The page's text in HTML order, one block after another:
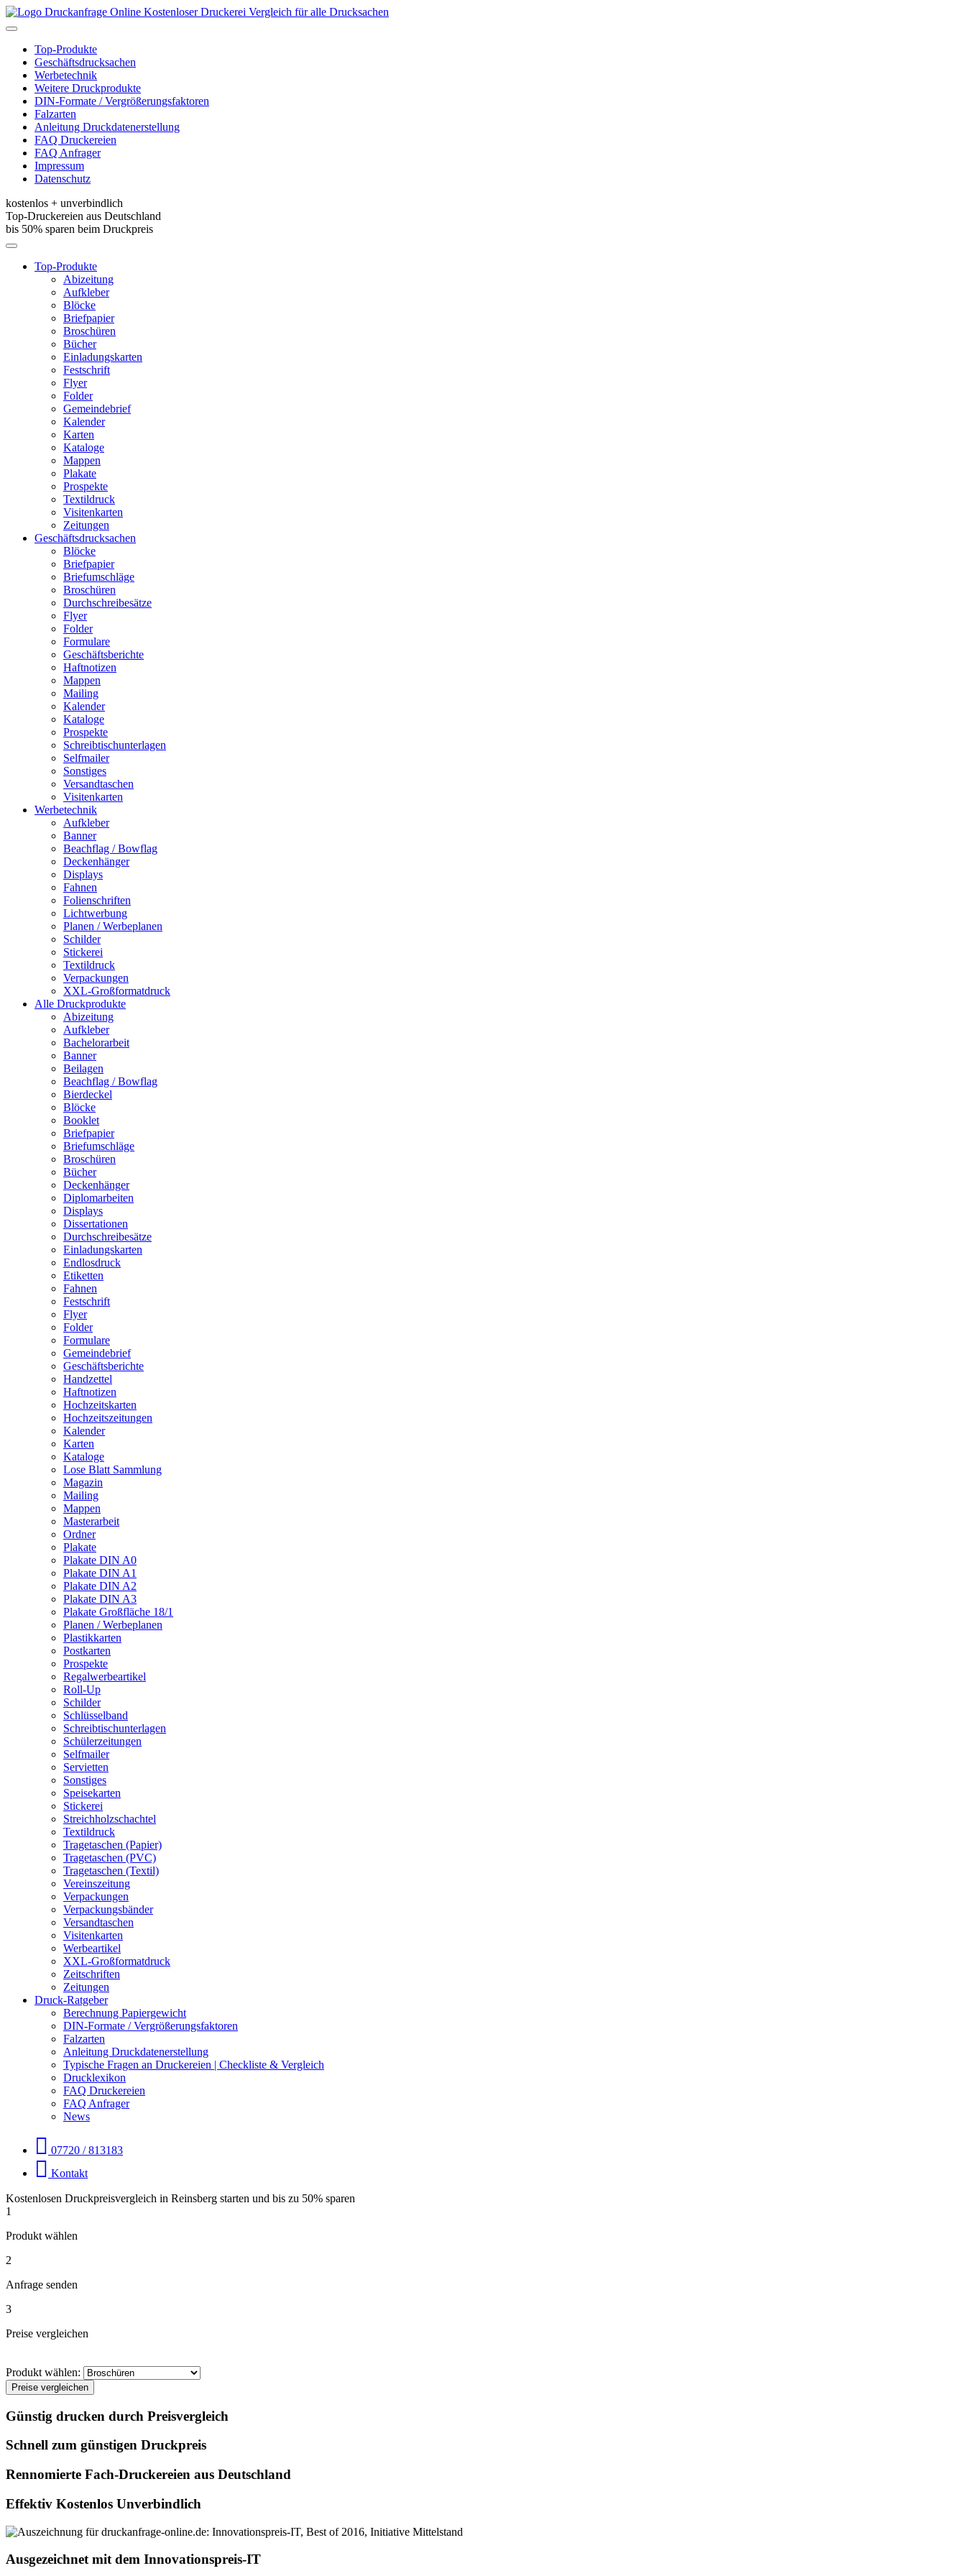
Kostenloser Druckerei Vergleich für alle Drucksachen
Toggle
navigationTop-Produkte
Geschäftsdrucksachen
Werbetechnik
Weitere Druckprodukte
DIN-Formate / Vergrößerungsfaktoren
Falzarten
Anleitung Druckdatenerstellung
FAQ Druckereien
FAQ Anfrager
Impressum
Datenschutz
kostenlos + unverbindlich
Top-Druckereien aus Deutschland
bis 50% sparen beim Druckpreis
Toggle
navigationTop-Produkte
Abizeitung
Aufkleber
Blöcke
Briefpapier
Broschüren
Bücher
Einladungskarten
Festschrift
Flyer
Folder
Gemeindebrief
Kalender
Karten
Kataloge
Mappen
Plakate
Prospekte
Textildruck
Visitenkarten
Zeitungen
Geschäftsdrucksachen
Blöcke
Briefpapier
Briefumschläge
Broschüren
Durchschreibesätze
Flyer
Folder
Formulare
Geschäftsberichte
Haftnotizen
Mappen
Mailing
Kalender
Kataloge
Prospekte
Schreibtischunterlagen
Selfmailer
Sonstiges
Versandtaschen
Visitenkarten
Werbetechnik
Aufkleber
Banner
Beachflag / Bowflag
Deckenhänger
Displays
Fahnen
Folienschriften
Lichtwerbung
Planen / Werbeplanen
Schilder
Stickerei
Textildruck
Verpackungen
XXL-Großformatdruck
Alle Druckprodukte
Abizeitung
Aufkleber
Bachelorarbeit
Banner
Beilagen
Beachflag / Bowflag
Bierdeckel
Blöcke
Booklet
Briefpapier
Briefumschläge
Broschüren
Bücher
Deckenhänger
Diplomarbeiten
Displays
Dissertationen
Durchschreibesätze
Einladungskarten
Endlosdruck
Etiketten
Fahnen
Festschrift
Flyer
Folder
Formulare
Gemeindebrief
Geschäftsberichte
Handzettel
Haftnotizen
Hochzeitskarten
Hochzeitszeitungen
Kalender
Karten
Kataloge
Lose Blatt Sammlung
Magazin
Mailing
Mappen
Masterarbeit
Ordner
Plakate
Plakate DIN A0
Plakate DIN A1
Plakate DIN A2
Plakate DIN A3
Plakate Großfläche 18/1
Planen / Werbeplanen
Plastikkarten
Postkarten
Prospekte
Regalwerbeartikel
Roll-Up
Schilder
Schlüsselband
Schreibtischunterlagen
Schülerzeitungen
Selfmailer
Servietten
Sonstiges
Speisekarten
Stickerei
Streichholzschachtel
Textildruck
Tragetaschen (Papier)
Tragetaschen (PVC)
Tragetaschen (Textil)
Vereinszeitung
Verpackungen
Verpackungsbänder
Versandtaschen
Visitenkarten
Werbeartikel
XXL-Großformatdruck
Zeitschriften
Zeitungen
Druck-Ratgeber
Berechnung Papiergewicht
DIN-Formate / Vergrößerungsfaktoren
Falzarten
Anleitung Druckdatenerstellung
Typische Fragen an Druckereien | Checkliste & Vergleich
Drucklexikon
FAQ Druckereien
FAQ Anfrager
News
07720 / 813183
Kontakt
Kostenlosen Druckpreisvergleich in Reinsberg starten und bis zu 50% sparen
1
Produkt wählen
2
Anfrage senden
3
Preise vergleichen
Produkt wählen:
Preise vergleichen
Günstig drucken durch Preisvergleich
Schnell zum günstigen Druckpreis
Rennomierte Fach-Druckereien aus Deutschland
Effektiv Kostenlos Unverbindlich
Ausgezeichnet mit dem Innovationspreis-IT